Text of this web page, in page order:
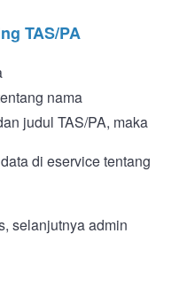
TAS/PA
nama
judul TAS/PA, maka
di eservice tentang
selanjutnya admin